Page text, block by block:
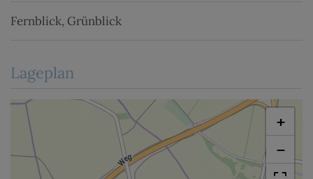
Fernblick Grünblick
Lageplan
+
−